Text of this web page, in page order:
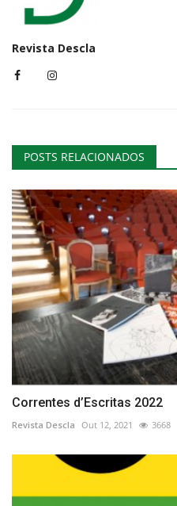
Revista Descla
POSTS RELACIONADOS
Correntes d’Escritas 2022
Revista Descla Out 12, 2021 3668